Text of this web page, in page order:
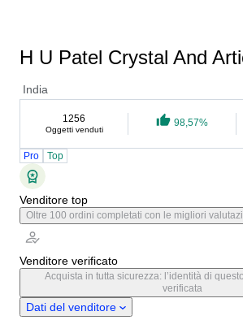
H U Patel Crystal And
India
1256
Oggetti venduti
98,57%
Pro Top
Venditore top
Oltre 100 ordini completati con le migliori
Venditore verificato
Acquista in tutta sicurezza: l’identità di
verificata
Dati del venditore